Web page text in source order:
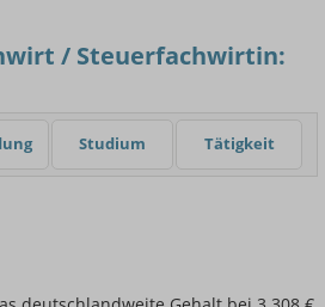
/ Steuerfachwirtin:
Studium Tätigkeit